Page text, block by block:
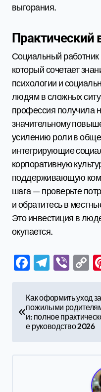
выгорания.
Практический
Социальный
который сочетает
психологии и
людям в сложных
профессия получила
значительному
усилению роли в
интегрирующие
корпоративную
поддерживающую
шага — проверьте
и обратитесь в
Это инвестиция в
окупается.
Facebook
Как оформить уход за
пожилыми
и: полное
е руководство 2026